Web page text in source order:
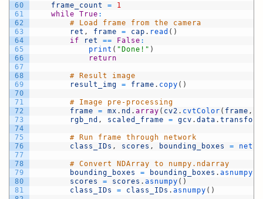
60
61
62
63
64
65
66
67
68
69
70
71
72
73
74
75
76
77
78
79
80
81
frame_count =
1
while
True :
# Load frame from the camera
ret , frame = cap . read ( )
if
ret == False :
print ( "Done!" )
return
# Result image
result_img
= frame . copy ( )
# Image pre-processing
frame
= mx . nd . array ( cv2 . cvtColor ( frame ,
rgb_nd , scaled_frame = gcv . data .
# Run frame through network
class_IDs , scores , bounding_boxes = net
# Convert NDArray to numpy.ndarray
bounding_boxes
= bounding_boxes . asnumpy
scores
= scores . asnumpy ( )
class_IDs
= class_IDs . asnumpy ( )